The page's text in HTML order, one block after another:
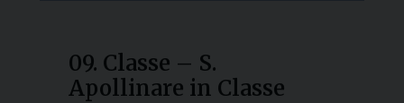
09. Classe – S.
Apollinare in Classe